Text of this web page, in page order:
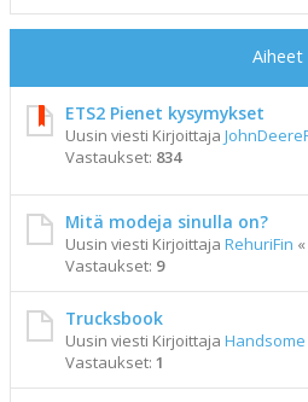
Aiheet
ETS2 Pienet kysymykset
Uusin viesti Kirjoittaja
Vastaukset: 834
Mitä modeja sinulla on?
Uusin viesti Kirjoittaja RehuriFin «
Vastaukset: 9
Trucksbook
Uusin viesti Kirjoittaja Handsome
Vastaukset: 1